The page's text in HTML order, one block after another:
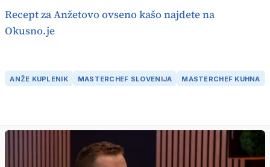
Recept za Anžetovo ovseno kašo najdete na
Okusno.je
ANŽE KUPLENIK MASTERCHEF SLOVENIJA MASTERCHEF KUHNA